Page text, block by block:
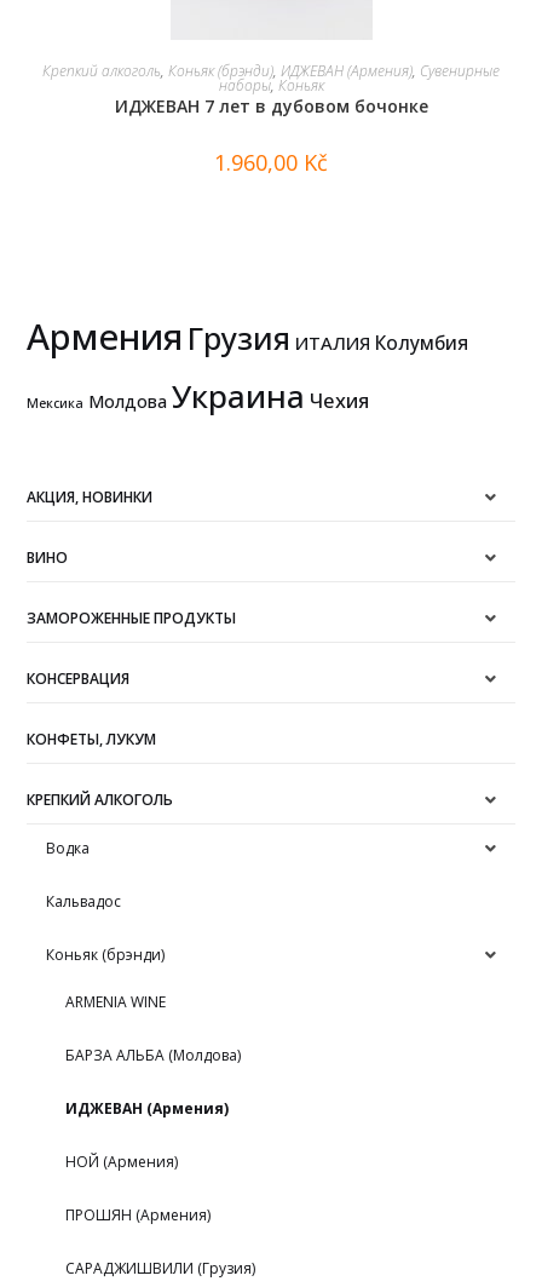
В КОРЗИНУ
Крепкий алкоголь, Коньяк (брэнди), ИДЖЕВАН (Армения), Сувенирные
наборы,Коньяк
ИДЖЕВАН 7 лет в дубовом бочонке
1.960,00 Kč
Армения Грузия ИТАЛИЯ Колумбия
Мексика Молдова Украина Чехия
АКЦИЯ, НОВИНКИ
ВИНО
ЗАМОРОЖЕННЫЕ ПРОДУКТЫ
КОНСЕРВАЦИЯ
КОНФЕТЫ, ЛУКУМ
КРЕПКИЙ АЛКОГОЛЬ
Водка
Кальвадос
Коньяк (брэнди)
ARMENIA WINE
БАРЗА АЛЬБА (Молдова)
ИДЖЕВАН (Армения)
НОЙ (Армения)
ПРОШЯН (Армения)
САРАДЖИШВИЛИ (Грузия)